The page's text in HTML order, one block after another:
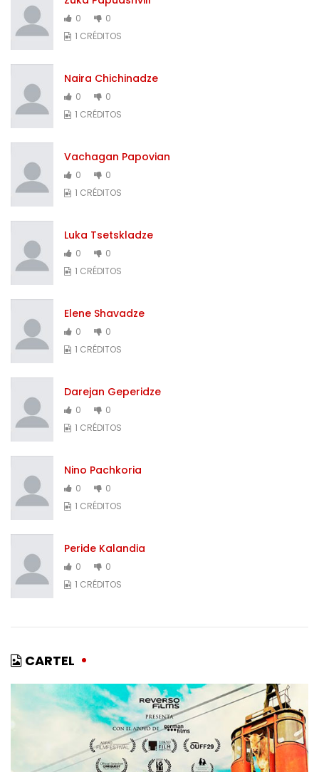
0
0
1 CRÉDITOS
Naira Chichinadze
0
0
1 CRÉDITOS
Vachagan Papovian
0
0
1 CRÉDITOS
Luka Tsetskladze
0
0
1 CRÉDITOS
Elene Shavadze
0
0
1 CRÉDITOS
Darejan Geperidze
0
0
1 CRÉDITOS
Nino Pachkoria
0
0
1 CRÉDITOS
Peride Kalandia
0
0
1 CRÉDITOS
CARTEL